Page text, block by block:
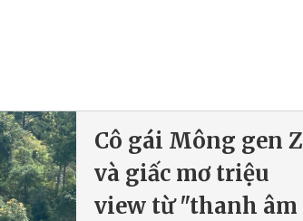
Cô gái Mông gen Z
và giấc mơ triệu
view từ "thanh âm